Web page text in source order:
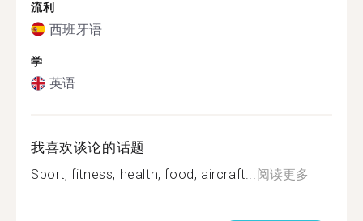
流利
西班牙语
学
英语
我喜欢谈论的话题
Sport, fitness, health, food, aircraft...阅读更多